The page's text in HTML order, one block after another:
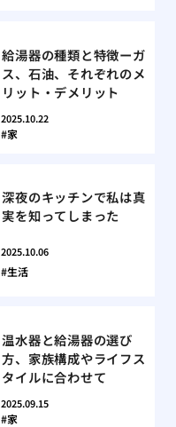
給湯器の種類と特徴ーガ
ス、石油、それぞれのメ
リット・デメリット
2025.10.22
家
深夜のキッチンで私は真
実を知ってしまった
2025.10.06
生活
温水器と給湯器の選び
方、家族構成やライフス
タイルに合わせて
2025.09.15
家